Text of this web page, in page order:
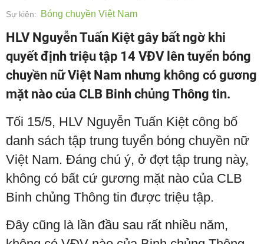
Sự kiện: Bóng chuyền Việt Nam
HLV Nguyễn Tuấn Kiệt gây bất ngờ khi
quyết định triệu tập 14 VĐV lên tuyển bóng
chuyền nữ Việt Nam nhưng không có gương
mặt nào của CLB Binh chủng Thông tin.
Tối 15/5, HLV Nguyễn Tuấn Kiệt công bố
danh sách tập trung tuyển bóng chuyền nữ
Việt Nam. Đáng chú ý, ở đợt tập trung này,
không có bất cứ gương mặt nào của CLB
Binh chủng Thông tin được triệu tập.
Đây cũng là lần đầu sau rất nhiều năm,